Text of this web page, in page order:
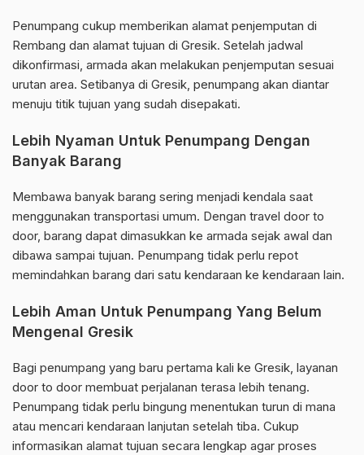
Penumpang cukup memberikan alamat penjemputan di
Rembang dan alamat tujuan di Gresik. Setelah jadwal
dikonfirmasi, armada akan melakukan penjemputan sesuai
urutan area. Setibanya di Gresik, penumpang akan diantar
menuju titik tujuan yang sudah disepakati.
Lebih Nyaman Untuk Penumpang Dengan
Banyak Barang
Membawa banyak barang sering menjadi kendala saat
menggunakan transportasi umum. Dengan travel door to
door, barang dapat dimasukkan ke armada sejak awal dan
dibawa sampai tujuan. Penumpang tidak perlu repot
memindahkan barang dari satu kendaraan ke kendaraan lain.
Lebih Aman Untuk Penumpang Yang Belum
Mengenal Gresik
Bagi penumpang yang baru pertama kali ke Gresik, layanan
door to door membuat perjalanan terasa lebih tenang.
Penumpang tidak perlu bingung menentukan turun di mana
atau mencari kendaraan lanjutan setelah tiba. Cukup
informasikan alamat tujuan secara lengkap agar proses